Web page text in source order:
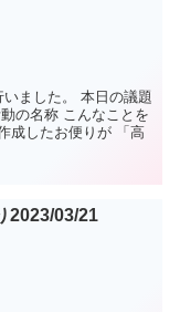
ました。 本日の議題
の名称 こんなことを
成したお便りが 「高
2023/03/21